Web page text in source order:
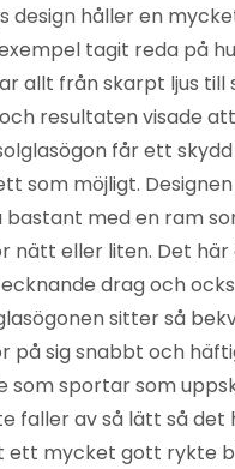
design håller en
tagit reda på
allt från skarpt ljus
resultaten visade
får ett
som möjligt.
bastant med en ram
nätt eller liten. Det
drag och
sitter så
på sig snabbt och
som sportar som
faller av så lätt så det
ett mycket gott rykte